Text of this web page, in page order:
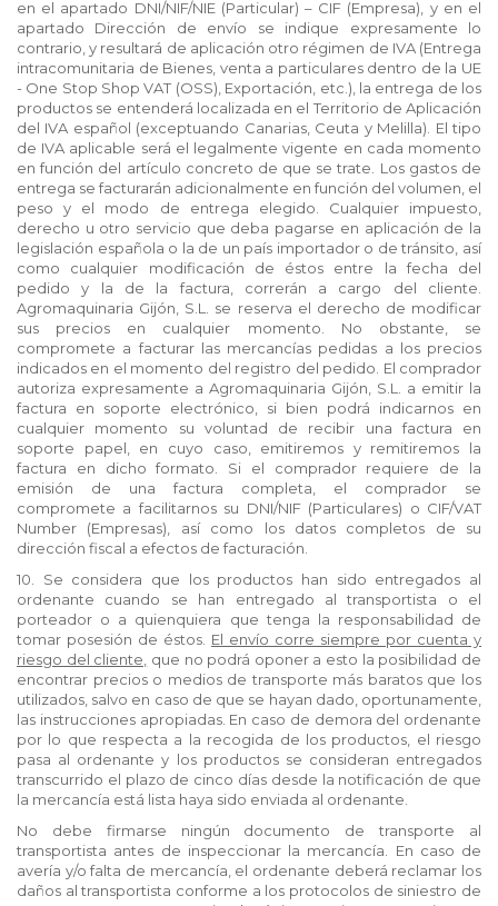
en el apartado DNI/NIF/NIE (Particular) – CIF (Empresa), y en el
apartado Dirección de envío se indique expresamente lo
contrario, y resultará de aplicación otro régimen de IVA (Entrega
intracomunitaria de Bienes, venta a particulares dentro de la UE
- One Stop Shop VAT (OSS), Exportación, etc.), la entrega de los
productos se entenderá localizada en el Territorio de Aplicación
del IVA español (exceptuando Canarias, Ceuta y Melilla). El tipo
de IVA aplicable será el legalmente vigente en cada momento
en función del artículo concreto de que se trate. Los gastos de
entrega se facturarán adicionalmente en función del volumen, el
peso y el modo de entrega elegido. Cualquier impuesto,
derecho u otro servicio que deba pagarse en aplicación de la
legislación española o la de un país importador o de tránsito, así
como cualquier modificación de éstos entre la fecha del
pedido y la de la factura, correrán a cargo del cliente.
Agromaquinaria Gijón, S.L. se reserva el derecho de modificar
sus precios en cualquier momento. No obstante, se
compromete a facturar las mercancías pedidas a los precios
indicados en el momento del registro del pedido. El comprador
autoriza expresamente a Agromaquinaria Gijón, S.L. a emitir la
factura en soporte electrónico, si bien podrá indicarnos en
cualquier momento su voluntad de recibir una factura en
soporte papel, en cuyo caso, emitiremos y remitiremos la
factura en dicho formato. Si el comprador requiere de la
emisión de una factura completa, el comprador se
compromete a facilitarnos su DNI/NIF (Particulares) o CIF/VAT
Number (Empresas), así como los datos completos de su
dirección fiscal a efectos de facturación.
10. Se considera que los productos han sido entregados al
ordenante cuando se han entregado al transportista o el
porteador o a quienquiera que tenga la responsabilidad de
tomar posesión de éstos. El envío corre siempre por cuenta y
riesgo del cliente, que no podrá oponer a esto la posibilidad de
encontrar precios o medios de transporte más baratos que los
utilizados, salvo en caso de que se hayan dado, oportunamente,
las instrucciones apropiadas. En caso de demora del ordenante
por lo que respecta a la recogida de los productos, el riesgo
pasa al ordenante y los productos se consideran entregados
transcurrido el plazo de cinco días desde la notificación de que
la mercancía está lista haya sido enviada al ordenante.
No debe firmarse ningún documento de transporte al
transportista antes de inspeccionar la mercancía. En caso de
avería y/o falta de mercancía, el ordenante deberá reclamar los
daños al transportista conforme a los protocolos de siniestro de